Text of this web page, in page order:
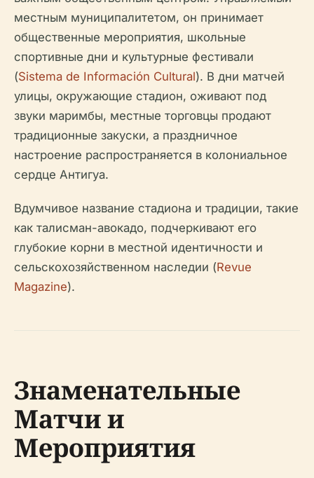
местным муниципалитетом, он принимает
общественные мероприятия, школьные
спортивные дни и культурные фестивали
(Sistema de Información Cultural). В дни матчей
улицы, окружающие стадион, оживают под
звуки маримбы, местные торговцы продают
традиционные закуски, а праздничное
настроение распространяется в колониальное
сердце Антигуа.
Вдумчивое название стадиона и традиции, такие
как талисман-авокадо, подчеркивают его
глубокие корни в местной идентичности и
сельскохозяйственном наследии (Revue
Magazine).
Знаменательные
Матчи и
Мероприятия